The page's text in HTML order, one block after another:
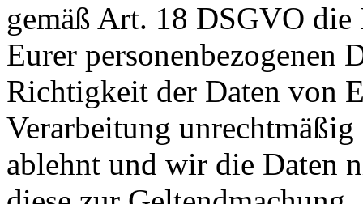
gemäß Art. 18 DSGVO
Eurer personenbezogenen
Richtigkeit der Daten von
Verarbeitung
ablehnt und wir die Daten